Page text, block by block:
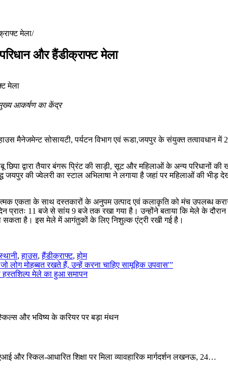
मेला
और हैंडीक्राफ्ट मेला
आकर्षण का केंद्र
मैनेजमेन्ट सोसायटी, पर्यटन विभाग एवं रूडा,जयपुर के संयुक्त
द्वारा तैयार बंगरू प्रिंट की साड़ी, सूट और महिलाओं के अन्य परिधानों
जयपुर की ज्वेलरी का स्टाल अभिलाषा ने लगाया है जहां पर महिलाओं की भीड़
एकता के साथ दस्तकारों के अनुपम उत्पाद एवं कलाकृति को मंच उपलब्ध कराने
11 बजे से सांय 9 बजे तक रखा गया है। उन्होंने बताया कि मेले के
सकता है। इस मेले में आगंतुकों के लिए निशुल्क एंट्री रखी गई है।
,हाउस,हैंडीक्राफ्ट,होम
लोग मोहब्बत रखते हैं, उन्हें करना चाहिए सामूहिक उपवास'”
हस्तशिल्प मेले का हुआ समापन
एआई और स्किल-आधारित शिक्षा पर मिला व्यावहारिक मार्गदर्शन लखनऊ, 24…